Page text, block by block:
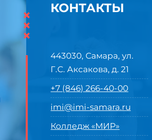
×
×
×
КОНТАКТЫ
443030, Самара, ул.
Г.С. Аксакова, д. 21
+7 (846) 266-40-00
imi@imi-samara.ru
Колледж «МИР»